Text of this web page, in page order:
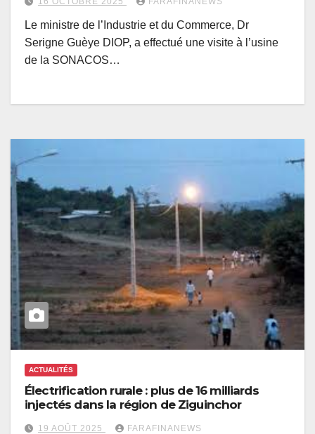
Le ministre de l’Industrie et du Commerce, Dr
Serigne Guèye DIOP, a effectué une visite à l’usine
de la SONACOS…
ACTUALITÉS
Électrification rurale : plus de 16 milliards
injectés dans la région de Ziguinchor
19 AOÛT 2025 FARAFINANEWS